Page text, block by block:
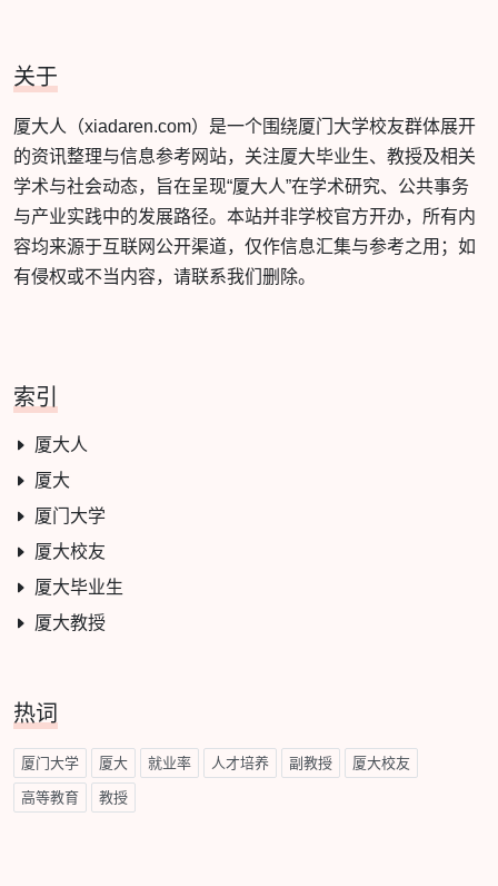
关于
厦大人（xiadaren.com）是一个围绕厦门大学校友群体展开
的资讯整理与信息参考网站，关注厦大毕业生、教授及相关
学术与社会动态，旨在呈现“厦大人”在学术研究、公共事务
与产业实践中的发展路径。本站并非学校官方开办，所有内
容均来源于互联网公开渠道，仅作信息汇集与参考之用；如
有侵权或不当内容，请联系我们删除。
索引
厦大人
厦大
厦门大学
厦大校友
厦大毕业生
厦大教授
热词
厦门大学 厦大 就业率 人才培养 副教授 厦大校友
高等教育 教授